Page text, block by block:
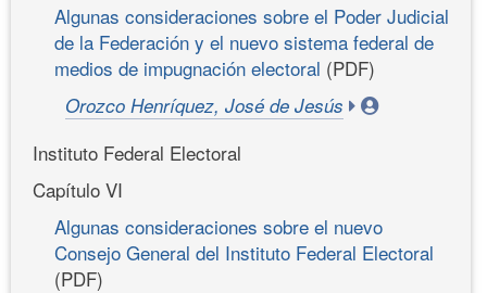
Algunas consideraciones sobre el Poder Judicial
de la Federación y el nuevo sistema federal de
medios de impugnación electoral (PDF)
Orozco Henríquez, José de Jesús
Instituto Federal Electoral
Capítulo VI
Algunas consideraciones sobre el nuevo
Consejo General del Instituto Federal Electoral
(PDF)